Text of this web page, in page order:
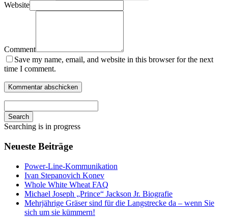
Website
Comment
Save my name, email, and website in this browser for the next
time I comment.
Search
Searching is in progress
Neueste Beiträge
Power-Line-Kommunikation
Ivan Stepanovich Konev
Whole White Wheat FAQ
Michael Joseph „Prince“ Jackson Jr. Biografie
Mehrjährige Gräser sind für die Langstrecke da – wenn Sie
sich um sie kümmern!